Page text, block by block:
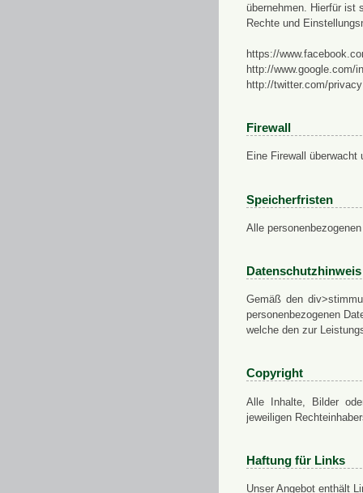
übernehmen. Hierfür ist
Rechte und
https://
http://www.google.com/
http://twitter.com/privacy
Firewall
Eine Firewall
Speicherfristen
Alle
Datenschutzhinweis
Gemäß den
personenbezogenen
welche den zur
Copyright
Alle Inhalte, Bilder
jeweiligen
Haftung für Links
Unser Angebot enthält